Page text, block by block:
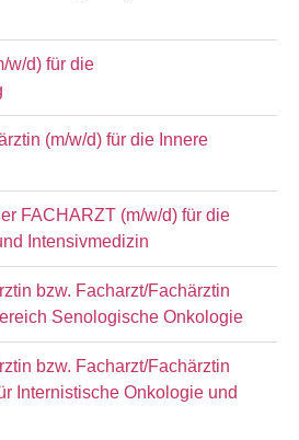
w/d) für die
(m/w/d) für die Innere
FACHARZT (m/w/d) für die
Intensivmedizin
bzw. Facharzt/Fachärztin
Senologische Onkologie
bzw. Facharzt/Fachärztin
Internistische Onkologie und